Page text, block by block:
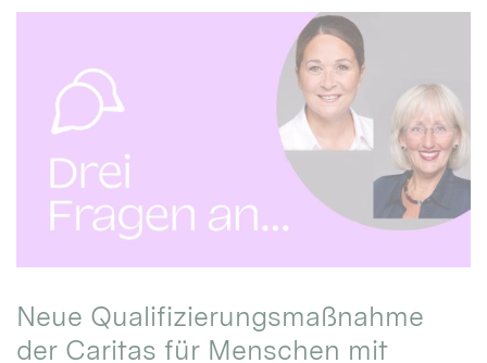
Neue Qualifizierungsmaßnahme
der Caritas für Menschen mit